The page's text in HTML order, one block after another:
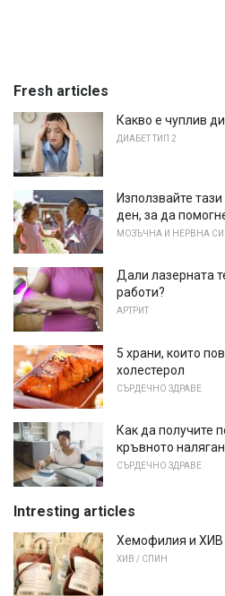
Fresh articles
Какво е чуплив
ДИАБЕТ ТИП 2
Използвайте
ден, за да
МОЗЪЧНА И НЕРВНА
Дали лазерната
работи?
АРТРИТ
5 храни, които
холестерол
СЪРДЕЧНО ЗДРАВЕ
Как да получите
кръвното
СЪРДЕЧНО ЗДРАВЕ
Intresting articles
Хемофилия и ХИВ
ХИВ / СПИН